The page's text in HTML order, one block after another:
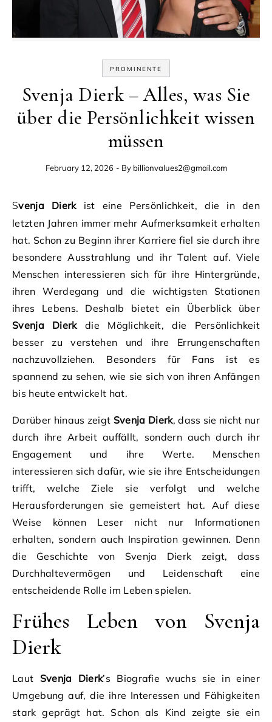
PROMINENTE
Svenja Dierk – Alles, was Sie
über die Persönlichkeit wissen
müssen
February 12, 2026 - By billionvalues2@gmail.com
Svenja Dierkist eine Persönlichkeit, die in den
letzten Jahren immer mehr Aufmerksamkeit erhalten
hat. Schon zu Beginn ihrer Karriere fiel sie durch ihre
besondere Ausstrahlung und ihr Talent auf. Viele
Menschen interessieren sich für ihre Hintergründe,
ihren Werdegang und die wichtigsten Stationen
ihres Lebens. Deshalb bietet ein Überblick über
Svenja Dierkdie Möglichkeit, die Persönlichkeit
besser zu verstehen und ihre Errungenschaften
nachzuvollziehen. Besonders für Fans ist es
spannend zu sehen, wie sie sich von ihren Anfängen
bis heute entwickelt hat.
Darüber hinaus zeigt Svenja Dierk, dass sie nicht nur
durch ihre Arbeit auffällt, sondern auch durch ihr
Engagement und ihre Werte. Menschen
interessieren sich dafür, wie sie ihre Entscheidungen
trifft, welche Ziele sie verfolgt und welche
Herausforderungen sie gemeistert hat. Auf diese
Weise können Leser nicht nur Informationen
erhalten, sondern auch Inspiration gewinnen. Denn
die Geschichte von Svenja Dierk zeigt, dass
Durchhaltevermögen und Leidenschaft eine
entscheidende Rolle im Leben spielen.
Frühes Leben von Svenja
Dierk
Laut Svenja Dierk’s Biografie wuchs sie in einer
Umgebung auf, die ihre Interessen und Fähigkeiten
stark geprägt hat. Schon als Kind zeigte sie ein